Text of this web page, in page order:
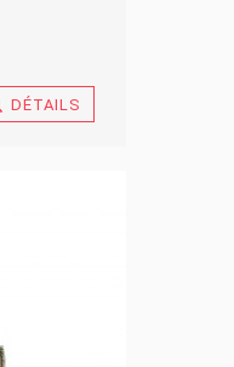
DÉTAILS